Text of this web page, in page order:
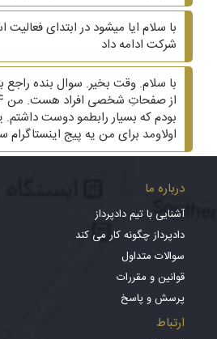
با سلام ایا میشود در ابتدای
شرکت ادامه داد
با سلام. وقت بخیر. سوال بنده
بودم که بسیار رابطمو دوست
اولاومد برای من یه پیج
درباره ما
آشنایی با تیم دادپرداز
دادپرداز چگونه کار می کند
سوالات متداول
قوانین و مقررات
پرسش و پاسخ
ارتباط